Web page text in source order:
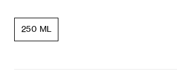
250 ML